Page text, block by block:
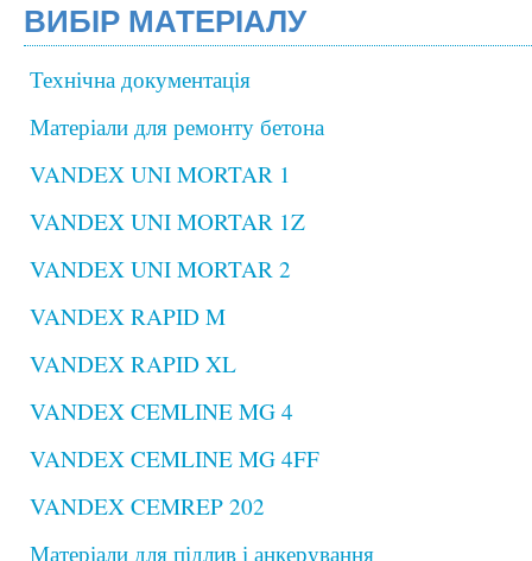
ВИБІР МАТЕРІАЛУ
Технічна документація
Матеріали для ремонту бетона
VANDEX UNI MORTAR 1
VANDEX UNI MORTAR 1Z
VANDEX UNI MORTAR 2
VANDEX RAPID M
VANDEX RAPID XL
VANDEX CEMLINE MG 4
VANDEX CEMLINE MG 4FF
VANDEX CEMREP 202
Матеріали для підлив і анкерування